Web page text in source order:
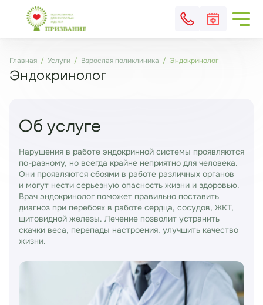
Главная Услуги Взрослая поликлиника Эндокринолог
Эндокринолог
Об услуге
Нарушения в работе эндокринной системы проявляются
по-разному, но всегда крайне неприятно для человека.
Они проявляются сбоями в работе различных органов
и могут нести серьезную опасность жизни и здоровью.
Врач эндокринолог поможет правильно поставить
диагноз при перебоях в работе сердца, сосудов, ЖКТ,
щитовидной железы. Лечение позволит устранить
скачки веса, перепады настроения, улучшить качество
жизни.